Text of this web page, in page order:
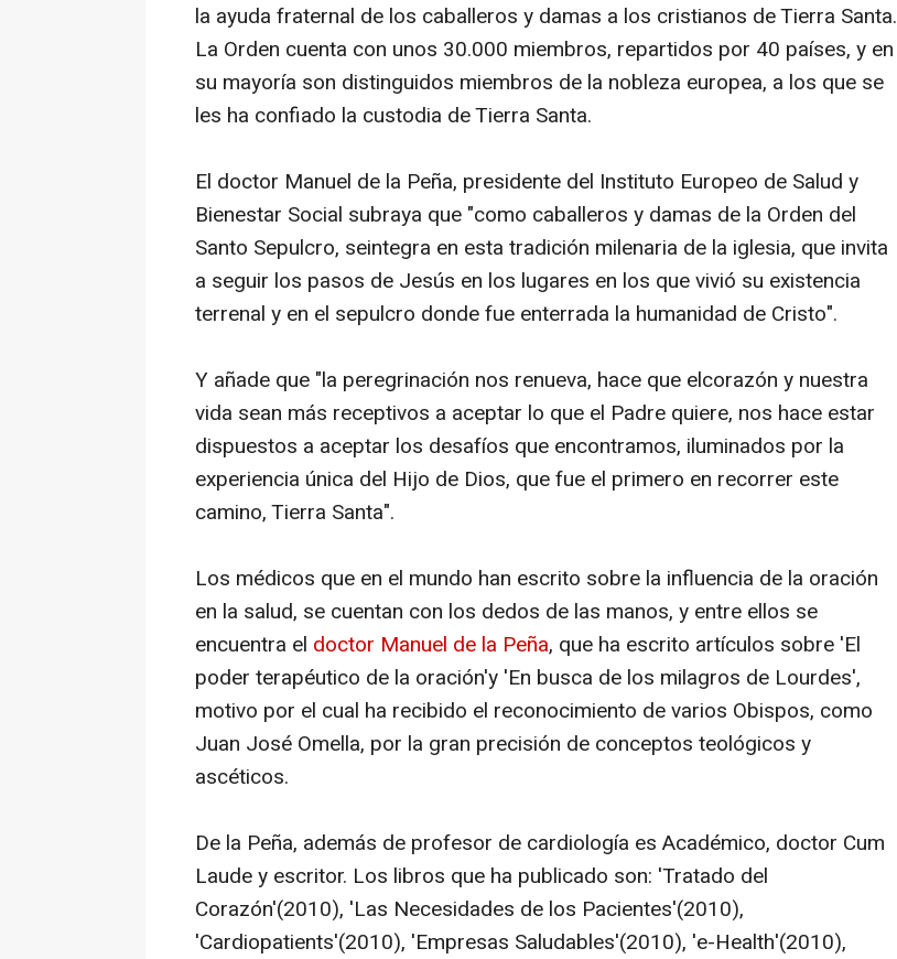
la ayuda fraternal de los caballeros y damas a los cristianos de Tierra Santa.
La Orden cuenta con unos 30.000 miembros, repartidos por 40 países, y en
su mayoría son distinguidos miembros de la nobleza europea, a los que se
les ha confiado la custodia de Tierra Santa.
El doctor Manuel de la Peña, presidente del Instituto Europeo de Salud y
Bienestar Social subraya que "como caballeros y damas de la Orden del
Santo Sepulcro, seintegra en esta tradición milenaria de la iglesia, que invita
a seguir los pasos de Jesús en los lugares en los que vivió su existencia
terrenal y en el sepulcro donde fue enterrada la humanidad de Cristo".
Y añade que "la peregrinación nos renueva, hace que elcorazón y nuestra
vida sean más receptivos a aceptar lo que el Padre quiere, nos hace estar
dispuestos a aceptar los desafíos que encontramos, iluminados por la
experiencia única del Hijo de Dios, que fue el primero en recorrer este
camino, Tierra Santa".
Los médicos que en el mundo han escrito sobre la influencia de la oración
en la salud, se cuentan con los dedos de las manos, y entre ellos se
encuentra el doctor Manuel de la Peña, que ha escrito artículos sobre 'El
poder terapéutico de la oración'y 'En busca de los milagros de Lourdes',
motivo por el cual ha recibido el reconocimiento de varios Obispos, como
Juan José Omella, por la gran precisión de conceptos teológicos y
ascéticos.
De la Peña, además de profesor de cardiología es Académico, doctor Cum
Laude y escritor. Los libros que ha publicado son: 'Tratado del
Corazón'(2010), 'Las Necesidades de los Pacientes'(2010),
'Cardiopatients'(2010), 'Empresas Saludables'(2010), 'e-Health'(2010),